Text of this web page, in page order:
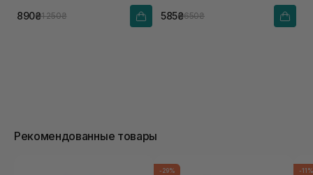
890₴1 250₴ 585₴650₴
Рекомендованные товары
-29% -11%